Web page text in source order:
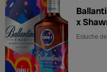
x
Estuche